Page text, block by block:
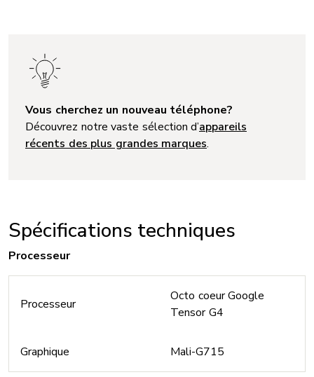
Vous cherchez un nouveau téléphone?
Découvrez notre vaste sélection d’appareils
récents des plus grandes marques.
Spécifications techniques
Processeur
Processeur
Octo coeur Google
Tensor G4
Graphique Mali-G715